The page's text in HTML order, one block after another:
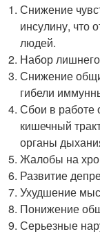
Снижение
инсулину, что
людей.
Набор
Снижение
гибели
Сбои в работе
кишечный
органы
Жалобы на
Развитие
Ухудшение
Понижение
Серьезные